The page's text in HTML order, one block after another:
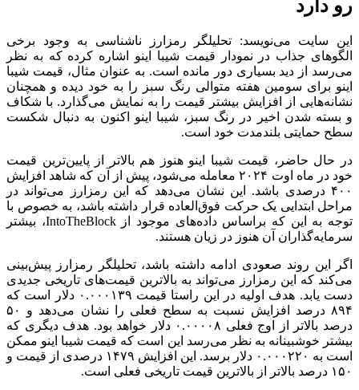
رو دارد
این سایت می‌نویسد: تحلیلگر رمزارز ناشناسی به وجود برخی
الگو‌های جذاب در نمودار قیمت شیبا اینو اشاره کرده که به نظر
می‌رسد از دید بسیاری دور مانده است. به عنوان مثال، قیمت شیبا
اینو برای سومین هفته متوالی رنگ سبز را به خود دیده و همچنان
نشانه‌هایی از افزایش بیشتر قیمت را به نمایش می‌گذارد. با شکاف
و بسته شدن اخیر در رنگ سبز، شیبا اینو اکنون به دنبال شکست
سطح حمایتی بلندمدت خود است.
در حال حاضر، قیمت شیبا اینو هنوز هم بالاتر از پایین‌ترین قیمت
خود در ماه اوت ۲۰۲۴ معامله می‌شود، پیش از آن که شاهد افزایش
۴۰۰ درصدی باشد. این نشان می‌دهد که این رمزارز می‌تواند در
مراحل ابتدایی یک حرکت فوق‌العاده قرار داشته باشد، به خصوص با
توجه به این که براساس داده‌های موجود از IntoTheBlock، بیشتر
سرمایه‌گذاران آن هنوز در زیان هستند.
اگر این روند صعودی ادامه داشته باشد، تحلیلگر رمزارز پیش‌بینی
می‌کند که این رمزارز می‌تواند به بالاترین قیمت‌های تاریخی جدیدی
دست یابد. هدف اولیه در این راستا قیمت ۰.۰۰۰۱۳۹ دلار است که
۸۹۴ درصد افزایش نسبت به سطح فعلی را نشان می‌دهد و ۵۰
درصد بالاتر از اوج فعلی ۰.۰۰۰۰۸ دلار خواهد بود. هدف دیگری که
بیشتر خوشبینانه به نظر می‌رسد این است که قیمت شیبا اینو ممکن
است به ۰.۰۰۰۲۲۰ دلار برسد. این افزایش ۱۴۷۹ درصدی از قیمت و
۱۵۰ درصد بالاتر از بالاترین قیمت تاریخی فعلی است.